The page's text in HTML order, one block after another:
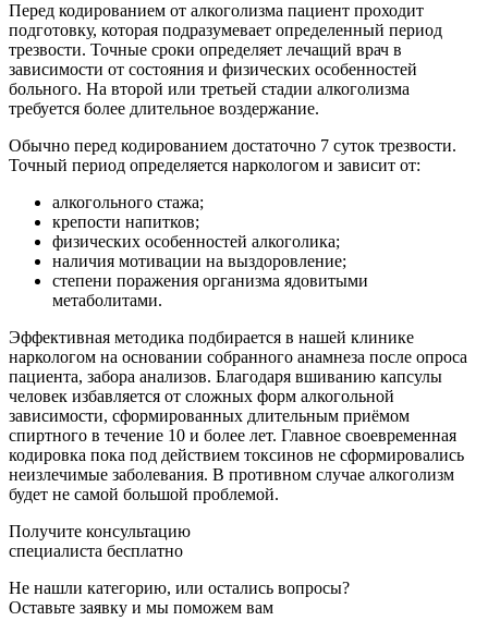
Перед кодированием от алкоголизма пациент проходит
подготовку, которая подразумевает определенный период
трезвости. Точные сроки определяет лечащий врач в
зависимости от состояния и физических особенностей
больного. На второй или третьей стадии алкоголизма
требуется более длительное воздержание.
Обычно перед кодированием достаточно 7 суток трезвости.
Точный период определяется наркологом и зависит от:
алкогольного стажа;
крепости напитков;
физических особенностей алкоголика;
наличия мотивации на выздоровление;
степени поражения организма ядовитыми
метаболитами.
Эффективная методика подбирается в нашей клинике
наркологом на основании собранного анамнеза после опроса
пациента, забора анализов. Благодаря вшиванию капсулы
человек избавляется от сложных форм алкогольной
зависимости, сформированных длительным приёмом
спиртного в течение 10 и более лет. Главное своевременная
кодировка пока под действием токсинов не сформировались
неизлечимые заболевания. В противном случае алкоголизм
будет не самой большой проблемой.
Получите консультацию
специалиста бесплатно
Не нашли категорию, или остались вопросы?
Оставьте заявку и мы поможем вам